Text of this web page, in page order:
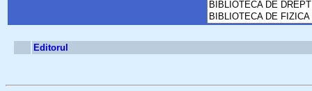
Editorul